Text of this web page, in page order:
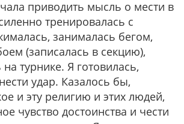
приводить мысль о мести в
тренировалась с
занималась бегом,
(записалась в секцию),
на турнике. Я готовилась,
удар. Казалось бы,
и эту религию и этих людей,
чувство достоинства и чести